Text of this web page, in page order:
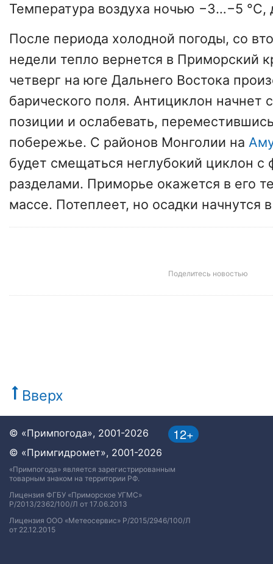
Температура воздуха ночью −3…−5 °C,
После периода холодной погоды, со
недели тепло вернется в Приморский
четверг на юге Дальнего Востока
барического поля. Антициклон начнет
позиции и ослабевать,
побережье. С районов Монголии на
будет смещаться неглубокий циклон с
разделами. Приморье окажется в его
массе. Потеплеет, но осадки начнутся
Поделитесь новостью
Вверх
12+
© «Примпогода», 2001-2026
© «Примгидромет», 2001-2026
«Примпогода» является зарегистрированным
товарным знаком на территории РФ.
Лицензия ФГБУ «Приморское УГМС»
Р/2013/2362/100/Л от 17.06.2013
Лицензия ООО «Метеосервис» Р/2015/2946/100/Л
от 22.12.2015